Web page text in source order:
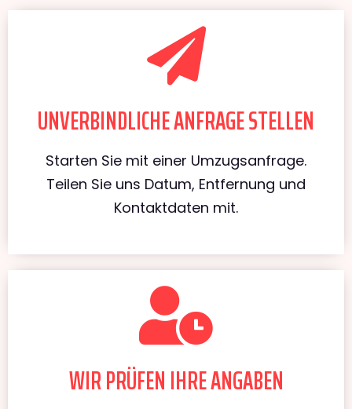
UNVERBINDLICHE ANFRAGE STELLEN
Starten Sie mit einer Umzugsanfrage.
Teilen Sie uns Datum, Entfernung und
Kontaktdaten mit.
WIR PRÜFEN IHRE ANGABEN